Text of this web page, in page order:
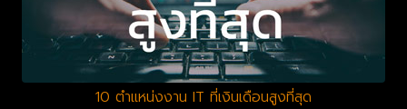
10 ตำแหน่งงาน IT ที่เงินเดือนสูงที่สุด